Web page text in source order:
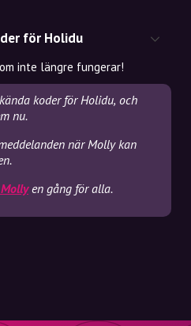
för Holidu
inte längre fungerar!
koder för Holidu, och
nu.
när Molly kan
en gång för alla.